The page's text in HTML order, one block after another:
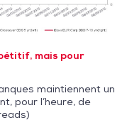
mais pour
maintiennent un
pour l’heure, de